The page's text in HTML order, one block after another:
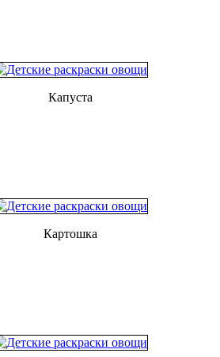
Капуста
Картошка